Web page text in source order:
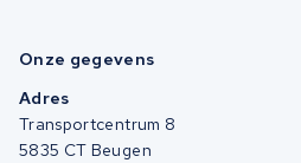
Onze gegevens
Adres
Transportcentrum 8
5835 CT Beugen